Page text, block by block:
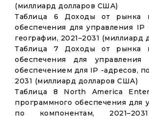
(миллиард долларов США)
Таблица 6 Доходы от рынка
обеспечения для управления IP
географии, 2021–2031 (миллиард
Таблица 7 Доходы от рынка
обеспечения для управления
обеспечением для IP -адресов,
2031 (миллиард долларов США)
Таблица 8 North America
программного обеспечения для
по компонентам,